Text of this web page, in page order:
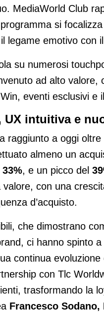
MediaWorld Club
si
legame emotivo con
su numerosi
ad alto
eventi esclusivi e
intuitiva e
raggiunto a oggi oltre
almeno un
33%, e un picco del
valore, con una
d’acquisto.
che dimostrano
ci hanno spinto
continua
con Tlc
trasformando la
Francesco